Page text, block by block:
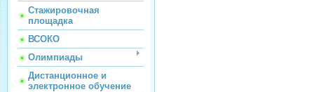
Стажировочная
площадка
ВСОКО
Олимпиады
Дистанционное и
электронное обучение